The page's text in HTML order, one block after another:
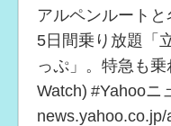
アルペンルート
5日間乗り放題「
っぷ」。特急も
Watch) #Yahooニ